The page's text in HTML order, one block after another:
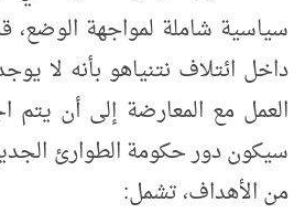
سياسية شاملة لمواجهة الوضع،
داخل ائتلاف نتنياهو بأنه لا
العمل مع المعارضة إلى أن يتم
سيكون دور حكومة الطوارئ
من الأهداف، تشمل: